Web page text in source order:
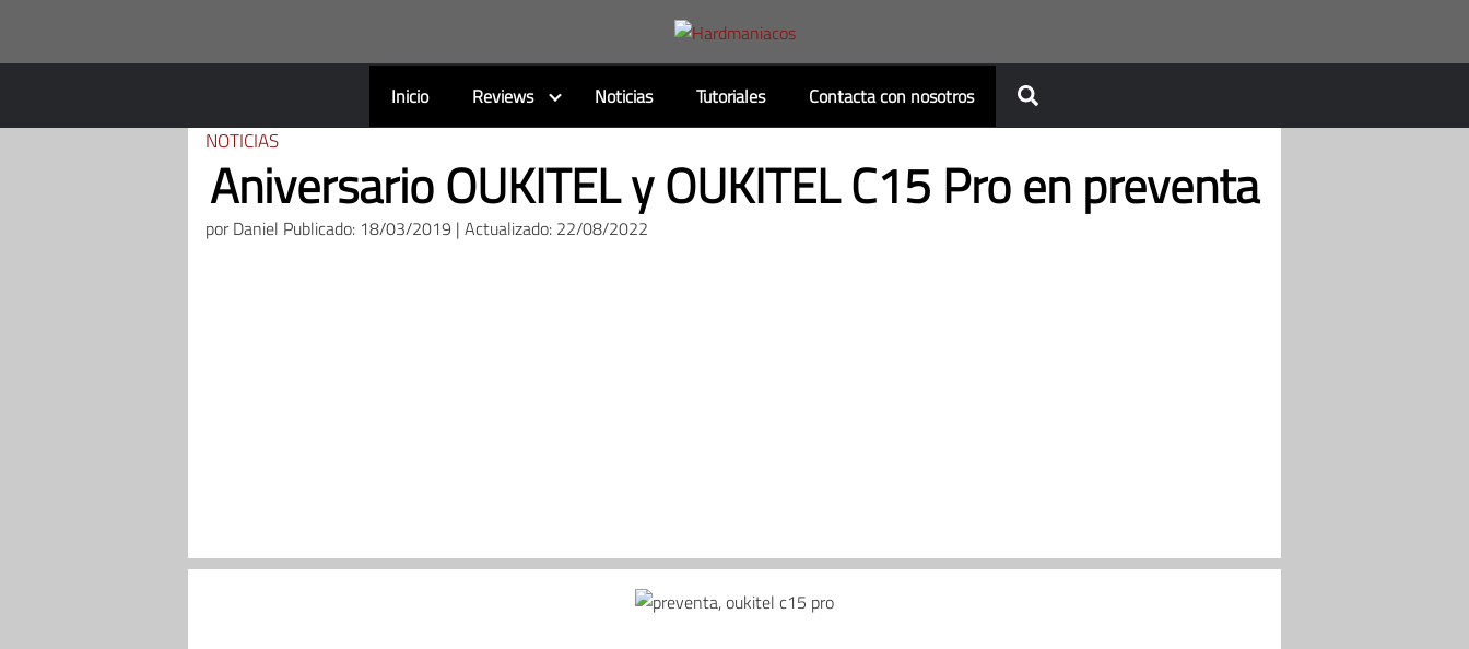
contenido
Inicio
Reviews Noticias Tutoriales Contacta con nosotros
NOTICIAS
Aniversario OUKITEL y OUKITEL C15 Pro en preventa
porDaniel Publicado: 18/03/2019 | Actualizado: 22/08/2022